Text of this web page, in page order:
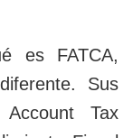
es FATCA,
Sus
Tax